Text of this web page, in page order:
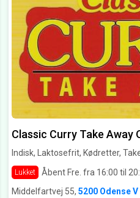
Classic Curry Take Away
Indisk, Laktosefrit, Kødretter,
Lukket Åbent Fre. fra 16:00 til
Middelfartvej 55, 5200 Odense V